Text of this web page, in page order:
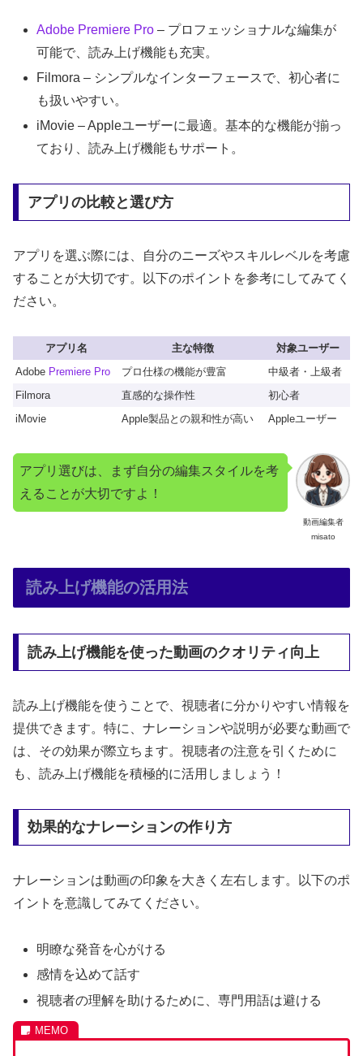
Adobe Premiere Pro – プロフェッショナルな編集が
可能で、読み上げ機能も充実。
Filmora – シンプルなインターフェースで、初心者に
も扱いやすい。
iMovie – Appleユーザーに最適。基本的な機能が揃っ
ており、読み上げ機能もサポート。
アプリの比較と選び方
アプリを選ぶ際には、自分のニーズやスキルレベルを考慮
することが大切です。以下のポイントを参考にしてみてく
ださい。
アプリ名 主な特徴
対象ユーザー
Adobe Premiere Pro プロ仕様の機能が豊富
中級者・上級者
Filmora
直感的な操作性
初心者
iMovie
Apple製品との親和性が高い Appleユーザー
動画編集者
misato
アプリ選びは、まず自分の編集スタイルを考
えることが大切ですよ！
読み上げ機能の活用法
読み上げ機能を使った動画のクオリティ向上
読み上げ機能を使うことで、視聴者に分かりやすい情報を
提供できます。特に、ナレーションや説明が必要な動画で
は、その効果が際立ちます。視聴者の注意を引くために
も、読み上げ機能を積極的に活用しましょう！
効果的なナレーションの作り方
ナレーションは動画の印象を大きく左右します。以下のポ
イントを意識してみてください。
明瞭な発音を心がける
感情を込めて話す
視聴者の理解を助けるために、専門用語は避ける